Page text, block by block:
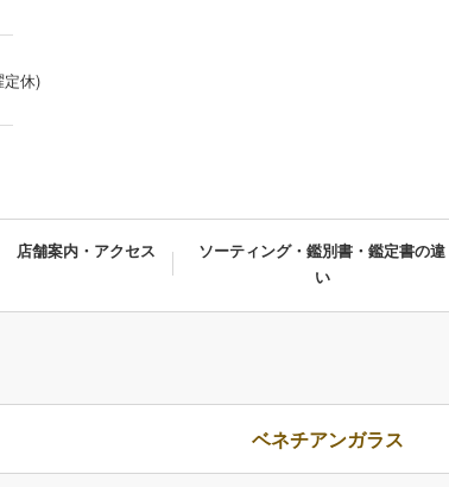
定休)
店舗案内・アクセス
ソーティング・鑑別書・鑑定書の違
い
ベネチアンガラス